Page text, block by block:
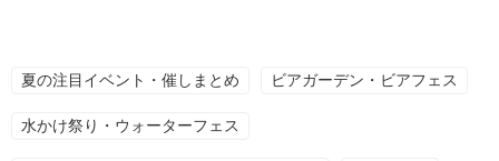
夏の注目イベント・催しまとめ ビアガーデン・ビアフェス
水かけ祭り・ウォーターフェス